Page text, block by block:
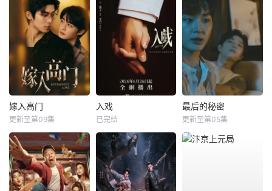
嫁入高门
更新至第09集
入戏
已完结
最后的秘密
更新至第05集